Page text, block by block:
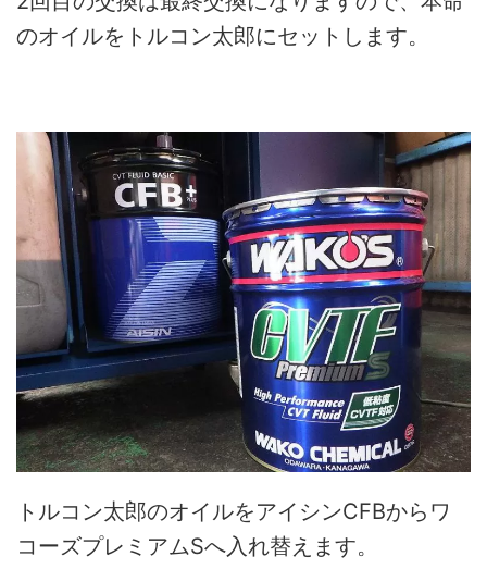
のオイルをトルコン太郎にセットします。
トルコン太郎のオイルをアイシンCFBからワ
コーズプレミアムSへ入れ替えます。